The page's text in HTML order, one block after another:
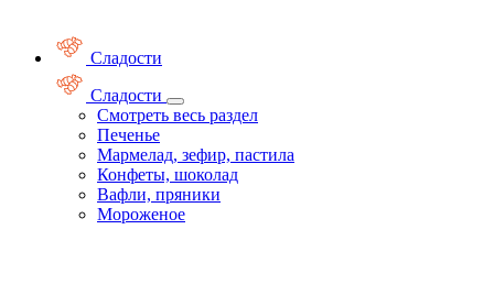
Сладости
Сладости
Смотреть весь раздел
Печенье
Мармелад, зефир, пастила
Конфеты, шоколад
Вафли, пряники
Мороженое